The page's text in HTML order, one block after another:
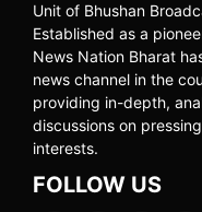
Unit of Bhushan
Established as a
News Nation Bharat
news channel in the
providing in-depth,
discussions on
interests.
FOLLOW US